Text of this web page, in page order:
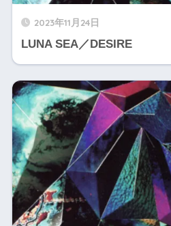
2023年11月24日
LUNA SEA／DESIRE